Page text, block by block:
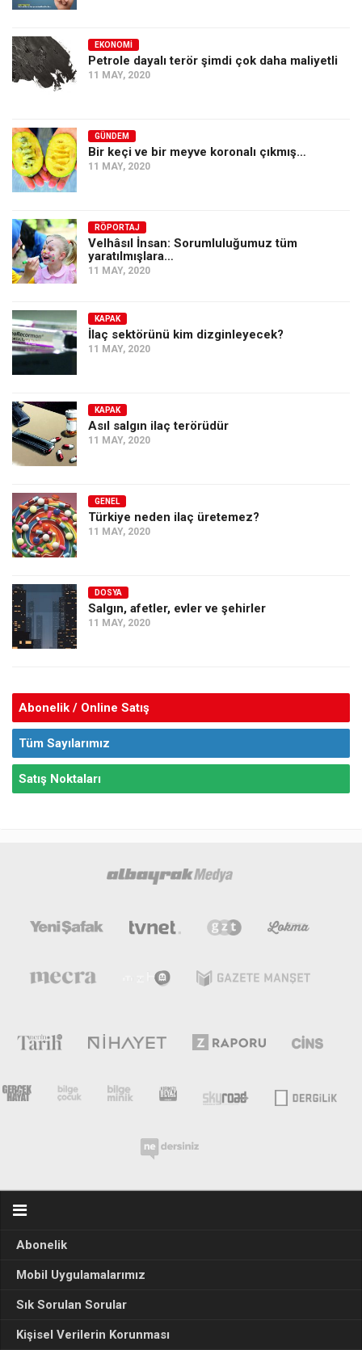
EKONOMI
Petrole dayalı terör şimdi çok daha maliyetli
11 MAY, 2020
GÜNDEM
Bir keçi ve bir meyve koronalı çıkmış…
11 MAY, 2020
RÖPORTAJ
Velhâsıl İnsan: Sorumluluğumuz tüm
yaratılmışlara…
11 MAY, 2020
KAPAK
İlaç sektörünü kim dizginleyecek?
11 MAY, 2020
KAPAK
Asıl salgın ilaç terörüdür
11 MAY, 2020
GENEL
Türkiye neden ilaç üretemez?
11 MAY, 2020
DOSYA
Salgın, afetler, evler ve şehirler
11 MAY, 2020
Abonelik / Online Satış
Tüm Sayılarımız
Satış Noktaları
Abonelik
Mobil Uygulamalarımız
Sık Sorulan Sorular
Kişisel Verilerin Korunması